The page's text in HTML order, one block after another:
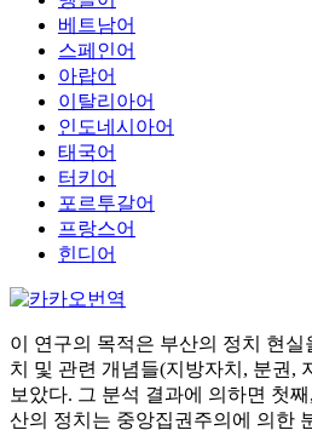
베트남어
스페인어
아랍어
이탈리아어
인도네시아어
태국어
터키어
포르투갈어
프랑스어
힌디어
이 연구의 목적은 부산의 정치 현
치 및 관련 개념들(지방자치, 분권,
보았다. 그 분석 결과에 의하면 첫
산의 정치는 중앙집권주의에 의한